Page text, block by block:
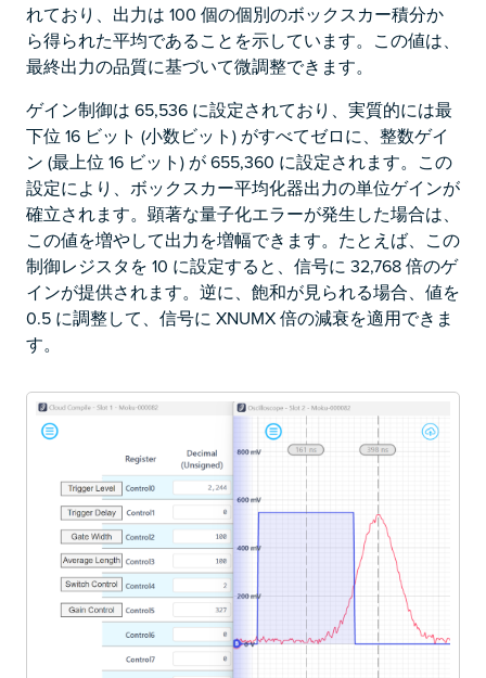
れており、出力は 100 個の個別のボックスカー積分か
ら得られた平均であることを示しています。この値は、
最終出力の品質に基づいて微調整できます。
ゲイン制御は 65,536 に設定されており、実質的には最
下位 16 ビット (小数ビット) がすべてゼロに、整数ゲイ
ン (最上位 16 ビット) が 655,360 に設定されます。この
設定により、ボックスカー平均化器出力の単位ゲインが
確立されます。顕著な量子化エラーが発生した場合は、
この値を増やして出力を増幅できます。たとえば、この
制御レジスタを 10 に設定すると、信号に 32,768 倍のゲ
インが提供されます。逆に、飽和が見られる場合、値を
0.5 に調整して、信号に XNUMX 倍の減衰を適用できま
す。